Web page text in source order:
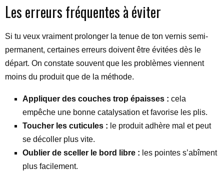
Les erreurs fréquentes à éviter
Si tu veux vraiment prolonger la tenue de ton vernis semi-
permanent, certaines erreurs doivent être évitées dès le
départ. On constate souvent que les problèmes viennent
moins du produit que de la méthode.
Appliquer des couches trop épaisses : cela
empêche une bonne catalysation et favorise les plis.
Toucher les cuticules : le produit adhère mal et peut
se décoller plus vite.
Oublier de sceller le bord libre : les pointes s’abîment
plus facilement.